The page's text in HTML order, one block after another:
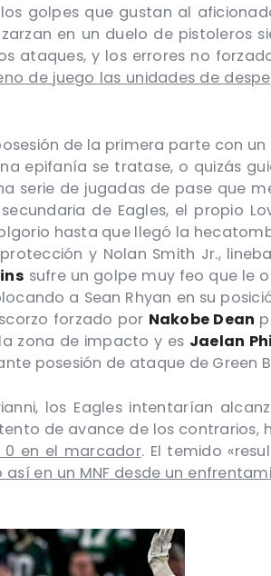
golpes que gustan al
en un duelo de pistoleros
ataques, y los errores no
de juego las unidades de
de la primera parte con un
epifanía se tratase, o quizás
serie de jugadas de pase que
de Eagles, el propio
hasta que llegó la
y Nolan Smith Jr.,
sufre un golpe muy feo que le
a Sean Rhyan en su
forzado por Nakobe Dean
zona de impacto y es Jaelan
posesión de ataque de Green
los Eagles intentarían
de avance de los contrarios,
en el marcador. El temido
así en un MNF desde un